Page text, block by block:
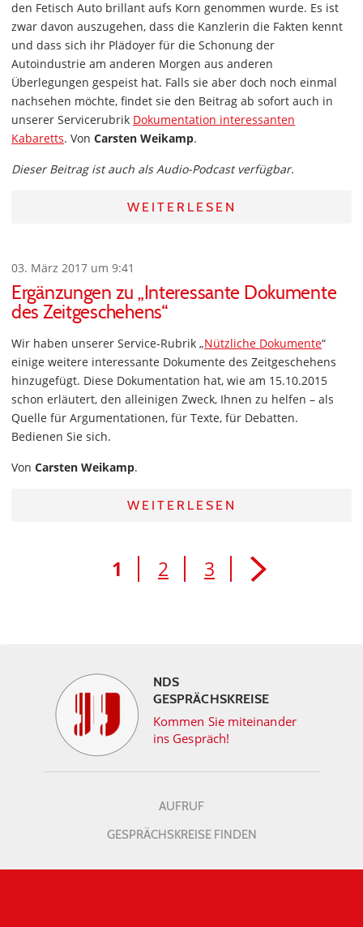
den Fetisch Auto brillant aufs Korn genommen wurde. Es ist
zwar davon auszugehen, dass die Kanzlerin die Fakten kennt
und dass sich ihr Plädoyer für die Schonung der
Autoindustrie am anderen Morgen aus anderen
Überlegungen gespeist hat. Falls sie aber doch noch einmal
nachsehen möchte, findet sie den Beitrag ab sofort auch in
unserer Servicerubrik Dokumentation interessanten
Kabaretts. Von Carsten Weikamp.
Dieser Beitrag ist auch als Audio-Podcast verfügbar.
WEITERLESEN
03. März 2017 um 9:41
Ergänzungen zu „Interessante Dokumente
des Zeitgeschehens“
Wir haben unserer Service-Rubrik „Nützliche Dokumente“
einige weitere interessante Dokumente des Zeitgeschehens
hinzugefügt. Diese Dokumentation hat, wie am 15.10.2015
schon erläutert, den alleinigen Zweck, Ihnen zu helfen – als
Quelle für Argumentationen, für Texte, für Debatten.
Bedienen Sie sich.
Von Carsten Weikamp.
WEITERLESEN
1 2 3
NDS
GESPRÄCHSKREISE
Kommen Sie miteinander
ins Gespräch!
AUFRUF
GESPRÄCHSKREISE FINDEN